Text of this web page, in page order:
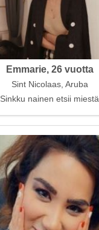
Emmarie, 26 vuotta
Sint Nicolaas, Aruba
Sinkku nainen etsii miestä